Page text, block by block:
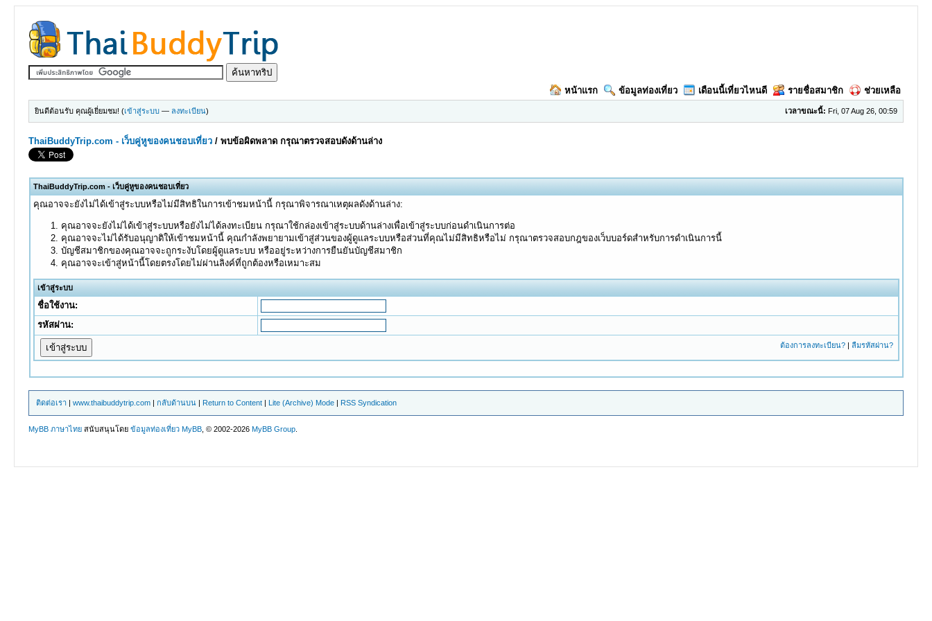
หน้าแรก ข้อมูลท่องเที่ยว เดือนนี้เที่ยวไหนดี รายชื่อสมาชิก ช่วยเหลือ
เวลาขณะนี้: Fri, 07 Aug 26, 00:59
ยินดีต้อนรับ คุณผู้เยี่ยมชม! (เข้าสู่ระบบ — ลงทะเบียน)
ThaiBuddyTrip.com - เว็บคู่หูของคนชอบเที่ยว /พบข้อผิดพลาด กรุณาตรวจสอบดังด้านล่าง
ThaiBuddyTrip.com - เว็บคู่หูของคนชอบเที่ยว
คุณอาจจะยังไม่ได้เข้าสู่ระบบหรือไม่มีสิทธิในการเข้าชมหน้านี้ กรุณาพิจารณาเหตุผลดังด้านล่าง:
คุณอาจจะยังไม่ได้เข้าสู่ระบบหรือยังไม่ได้ลงทะเบียน กรุณาใช้กล่องเข้าสู่ระบบด้านล่างเพื่อเข้าสู่ระบบก่อนดำเนินการต่อ
คุณอาจจะไม่ได้รับอนุญาติให้เข้าชมหน้านี้ คุณกำลังพยายามเข้าสู่ส่วนของผู้ดูแลระบบหรือส่วนที่คุณไม่มีสิทธิหรือไม่ กรุณาตรวจสอบกฎของเว็บบอร์ดสำหรับการดำเนินการนี้
บัญชีสมาชิกของคุณอาจจะถูกระงับโดยผู้ดูแลระบบ หรืออยู่ระหว่างการยืนยันบัญชีสมาชิก
คุณอาจจะเข้าสู่หน้านี้โดยตรงโดยไม่ผ่านลิงค์ที่ถูกต้องหรือเหมาะสม
เข้าสู่ระบบ
ชื่อใช้งาน:
รหัสผ่าน:
ต้องการลงทะเบียน?| ลืมรหัสผ่าน?
ติดต่อเรา |www.thaibuddytrip.com |กลับด้านบน | Return to Content | Lite (Archive) Mode | RSS Syndication
MyBB ภาษาไทย สนับสนุนโดยข้อมูลท่องเที่ยว MyBB , © 2002-2026MyBB Group